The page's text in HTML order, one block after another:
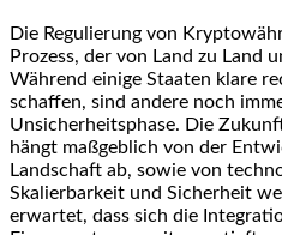
Die Regulierung von
Prozess, der von Land zu Land
Während einige Staaten klare
schaffen, sind andere noch
Unsicherheitsphase. Die
hängt maßgeblich von der
Landschaft ab, sowie von
Skalierbarkeit und Sicherheit
erwartet, dass sich die